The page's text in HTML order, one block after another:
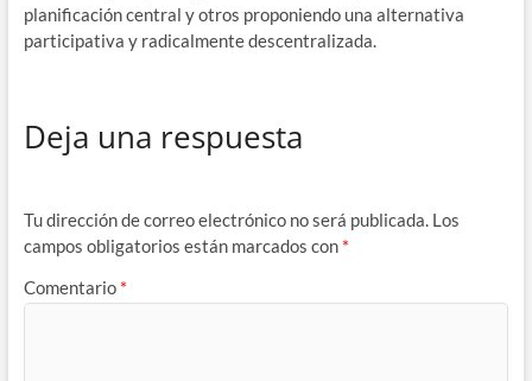
planificación central y otros proponiendo una alternativa
participativa y radicalmente descentralizada.
Deja una respuesta
Tu dirección de correo electrónico no será publicada. Los
campos obligatorios están marcados con *
Comentario *